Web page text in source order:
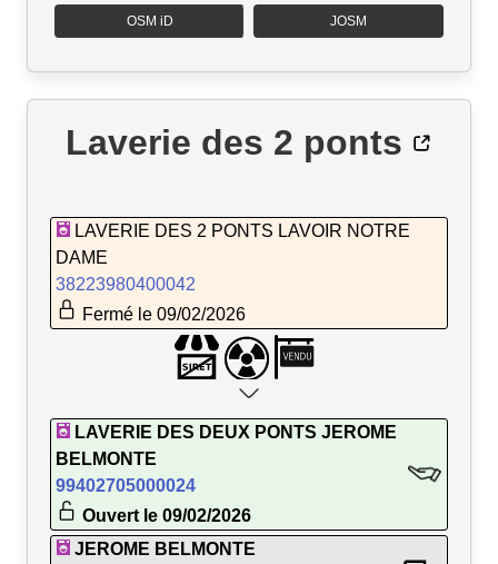
OSM iD JOSM
Laverie des 2 ponts
LAVERIE DES 2 PONTS LAVOIR NOTRE
DAME
38223980400042
Fermé le 09/02/2026
LAVERIE DES DEUX PONTS JEROME
BELMONTE
99402705000024
Ouvert le 09/02/2026
JEROME BELMONTE